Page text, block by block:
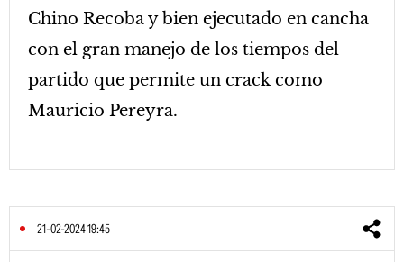
Chino Recoba y bien ejecutado en cancha
con el gran manejo de los tiempos del
partido que permite un crack como
Mauricio Pereyra.
21-02-2024 19:45